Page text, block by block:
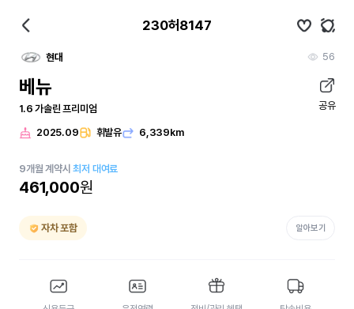
230허8147
현대 56
베뉴
1.6 가솔린 프리미엄 공유
2025.09 휘발유 6,339km
9개월 계약시최저 대여료
461,000원
자차 포함 알아보기